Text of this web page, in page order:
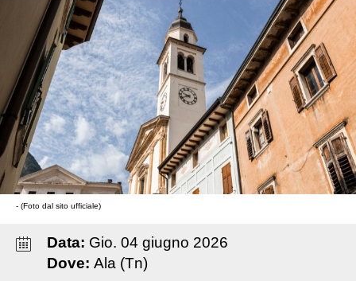
- (Foto dal sito ufficiale)
Data: Gio. 04 giugno 2026
Dove: Ala (Tn)